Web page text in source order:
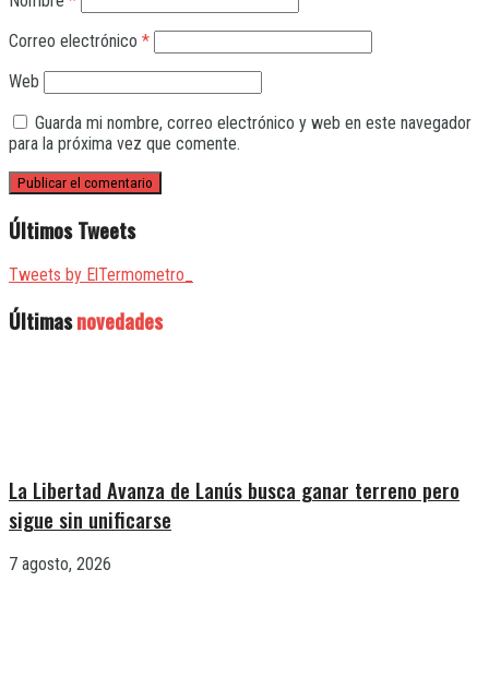
Correo electrónico *
Web
Guarda mi nombre, correo electrónico y web en este navegador
para la próxima vez que comente.
Últimos Tweets
Tweets by ElTermometro_
Últimasnovedades
La Libertad Avanza de Lanús busca ganar terreno pero
sigue sin unificarse
7 agosto, 2026